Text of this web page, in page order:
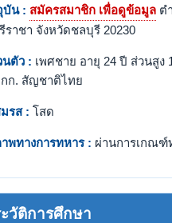
บัน : สมัครสมาชิก เพื่อดูข้อมูล ต
ราชา จังหวัดชลบุรี 20230
ตัว : เพศชาย อายุ 24 ปี ส่วนสูง
ก. สัญชาติไทย
รส : โสด
พทางการทหาร : ผ่านการเกณฑ์
วัติการศึกษา